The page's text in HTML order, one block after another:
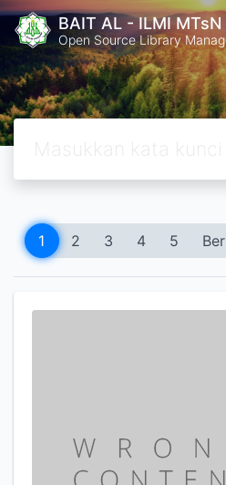
BAIT AL - ILMI MTsN
Open Source Library
1 2 3 4 5